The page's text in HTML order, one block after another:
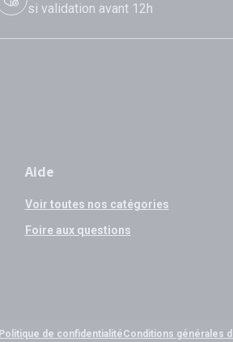
si validation avant 12h
Aide
Voir toutes nos catégories
Foire aux questions
Politique de confidentialitéConditions générales